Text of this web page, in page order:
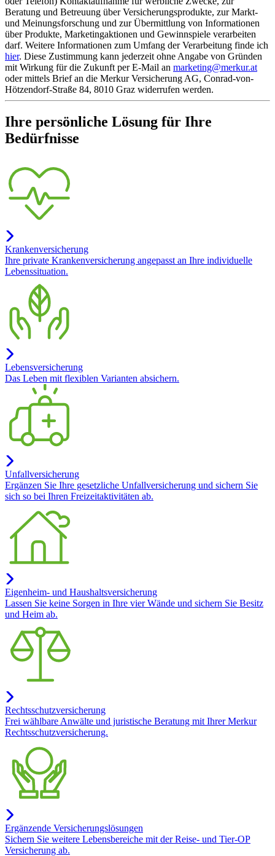
Beratung und Betreuung über Versicherungsprodukte, zur Markt-
und Meinungsforschung und zur Übermittlung von Informationen
über Produkte, Marketingaktionen und Gewinnspiele verarbeiten
darf. Weitere Informationen zum Umfang der Verarbeitung finde ich
hier. Diese Zustimmung kann jederzeit ohne Angabe von Gründen
mit Wirkung für die Zukunft per E-Mail an marketing@merkur.at
oder mittels Brief an die Merkur Versicherung AG, Conrad-von-
Hötzendorf-Straße 84, 8010 Graz widerrufen werden.
Ihre persönliche Lösung für Ihre
Bedürfnisse
Krankenversicherung
Ihre private Krankenversicherung angepasst an Ihre individuelle
Lebenssituation.
Lebensversicherung
Das Leben mit flexiblen Varianten absichern.
Unfallversicherung
Ergänzen Sie Ihre gesetzliche Unfallversicherung und sichern Sie
sich so bei Ihren Freizeitaktivitäten ab.
Eigenheim- und Haushaltsversicherung
Lassen Sie keine Sorgen in Ihre vier Wände und sichern Sie Besitz
und Heim ab.
Rechtsschutzversicherung
Frei wählbare Anwälte und juristische Beratung mit Ihrer Merkur
Rechtsschutzversicherung.
Ergänzende Versicherungslösungen
Sichern Sie weitere Lebensbereiche mit der Reise- und Tier-OP
Versicherung ab.